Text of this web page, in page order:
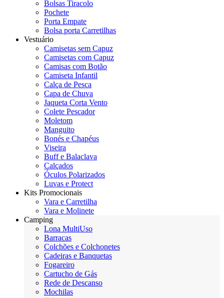
Bolsas Tiracolo
Pochete
Porta Empate
Bolsa porta Carretilhas
Vestuário
Camisetas sem Capuz
Camisetas com Capuz
Camisas com Botão
Camiseta Infantil
Calça de Pesca
Capa de Chuva
Jaqueta Corta Vento
Colete Pescador
Moletom
Manguito
Bonés e Chapéus
Viseira
Buff e Balaclava
Calçados
Óculos Polarizados
Luvas e Protect
Kits Promocionais
Vara e Carretilha
Vara e Molinete
Camping
Lona MultiUso
Barracas
Colchões e Colchonetes
Cadeiras e Banquetas
Fogareiro
Cartucho de Gás
Rede de Descanso
Mochilas